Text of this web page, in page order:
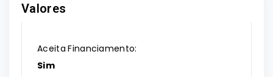
Valores
Aceita Financiamento:
Sim